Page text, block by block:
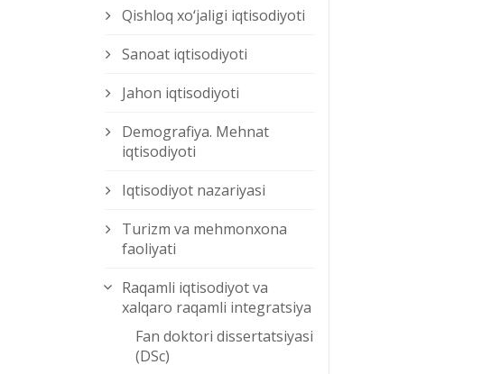
Qishloq xо‘jaligi iqtisodiyoti
Sanoat iqtisodiyoti
Jahon iqtisodiyoti
Demografiya. Mehnat
iqtisodiyoti
Iqtisodiyot nazariyasi
Turizm va mehmonxona
faoliyati
Raqamli iqtisodiyot va
xalqaro raqamli integratsiya
Fan doktori dissertatsiyasi
(DSc)